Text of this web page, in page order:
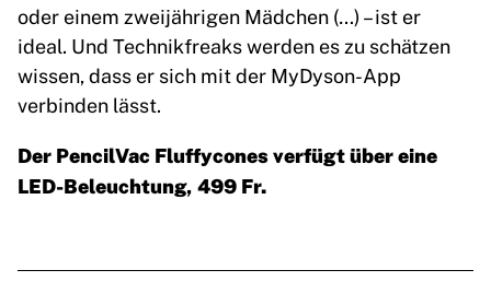
oder einem zweijährigen Mädchen (…) – ist er
ideal. Und Technikfreaks werden es zu schätzen
wissen, dass er sich mit der MyDyson-App
verbinden lässt.
Der PencilVac Fluffycones verfügt über eine
LED-Beleuchtung, 499 Fr.